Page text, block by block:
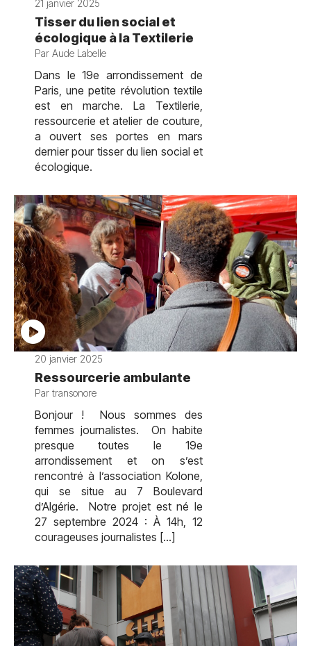
21 janvier 2025
Tisser du lien social et
écologique à la Textilerie
Par Aude Labelle
Dans le 19e arrondissement de
Paris, une petite révolution textile
est en marche. La Textilerie,
ressourcerie et atelier de couture,
a ouvert ses portes en mars
dernier pour tisser du lien social et
écologique.
20 janvier 2025
Ressourcerie ambulante
Par transonore
Bonjour ! Nous sommes des
femmes journalistes. On habite
presque toutes le 19e
arrondissement et on s’est
rencontré à l’association Kolone,
qui se situe au 7 Boulevard
d’Algérie. Notre projet est né le
27 septembre 2024 : À 14h, 12
courageuses journalistes […]